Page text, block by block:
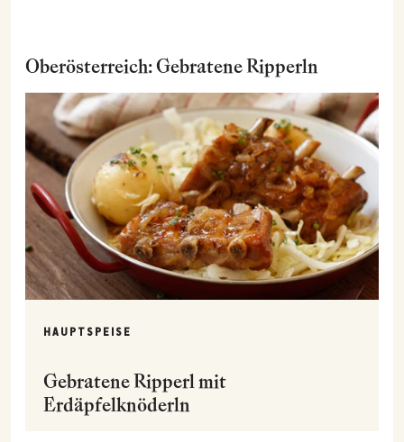
Oberösterreich: Gebratene Ripperln
HAUPTSPEISE
Gebratene Ripperl mit
Erdäpfelknöderln